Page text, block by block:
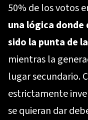
50% de los votos
una lógica
sido la punta de
mientras la
lugar secundario.
estrictamente
se quieran dar